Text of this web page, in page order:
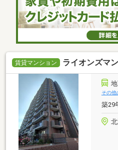
賃貸マンション ライオンズマ
その他
築29